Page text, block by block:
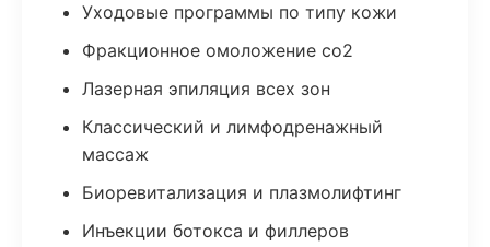
Уходовые программы по типу кожи
Фракционное омоложение co2
Лазерная эпиляция всех зон
Классический и лимфодренажный
массаж
Биоревитализация и плазмолифтинг
Инъекции ботокса и филлеров